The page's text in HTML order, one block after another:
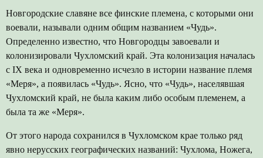
Новгородские славяне все финские племена, с которыми они
воевали, называли одним общим названием «Чудь».
Определенно известно, что Новгородцы завоевали и
колонизировали Чухломский край. Эта колонизация началась
с IX века и одновременно исчезло в истории название племя
«Меря», а появилась «Чудь». Ясно, что «Чудь», населявшая
Чухломский край, не была каким либо особым племенем, а
была та же «Меря».
От этого народа сохранился в Чухломском крае только ряд
явно нерусских географических названий: Чухлома, Ножега,